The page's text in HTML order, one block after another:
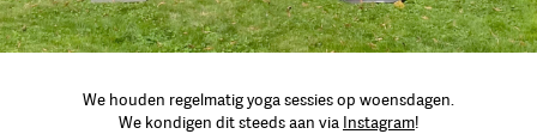
We houden regelmatig yoga sessies op woensdagen.
We kondigen dit steeds aan via Instagram!